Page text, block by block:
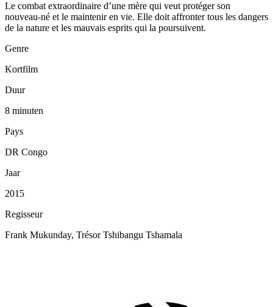
Le combat extraordinaire d’une mère qui veut protéger son
nouveau-né et le maintenir en vie. Elle doit affronter tous les dangers
de la nature et les mauvais esprits qui la poursuivent.
Genre
Kortfilm
Duur
8 minuten
Pays
DR Congo
Jaar
2015
Regisseur
Frank Mukunday, Trésor Tshibangu Tshamala